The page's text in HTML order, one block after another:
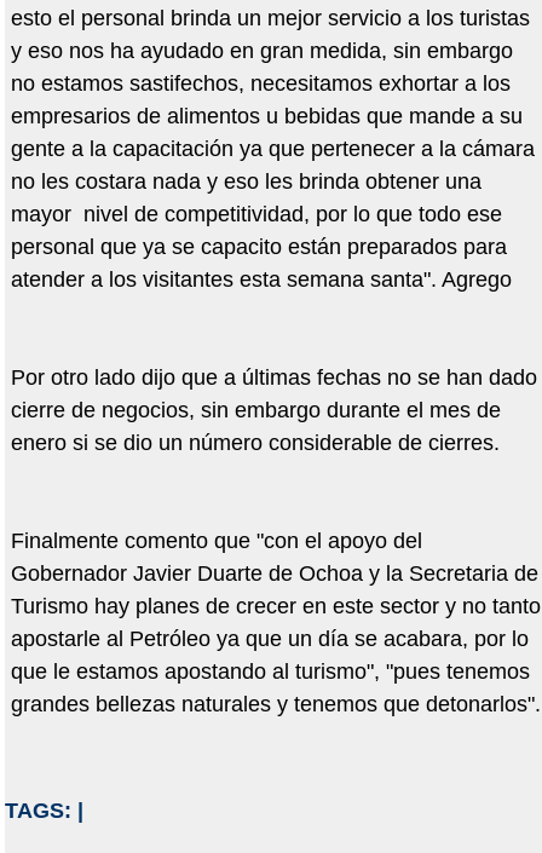
esto el personal brinda un mejor servicio a los turistas
y eso nos ha ayudado en gran medida, sin embargo
no estamos sastifechos, necesitamos exhortar a los
empresarios de alimentos u bebidas que mande a su
gente a la capacitación ya que pertenecer a la cámara
no les costara nada y eso les brinda obtener una
mayor nivel de competitividad, por lo que todo ese
personal que ya se capacito están preparados para
atender a los visitantes esta semana santa". Agrego
Por otro lado dijo que a últimas fechas no se han dado
cierre de negocios, sin embargo durante el mes de
enero si se dio un número considerable de cierres.
Finalmente comento que "con el apoyo del
Gobernador Javier Duarte de Ochoa y la Secretaria de
Turismo hay planes de crecer en este sector y no tanto
apostarle al Petróleo ya que un día se acabara, por lo
que le estamos apostando al turismo", "pues tenemos
grandes bellezas naturales y tenemos que detonarlos".
TAGS: